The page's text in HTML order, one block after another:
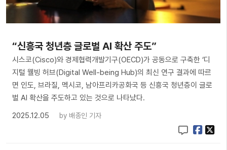
“신흥국 청년층 글로벌 AI 확산 주도”
시스코(Cisco)와 경제협력개발기구(OECD)가 공동으로 구축한 ‘디
지털 웰빙 허브(Digital Well-being Hub)의 최신 연구 결과에 따르
면 인도, 브라질, 멕시코, 남아프리카공화국 등 신흥국 청년층이 글로
벌 AI 확산을 주도하고 있는 것으로 나타났다.
2025.12.05
by 배종인 기자